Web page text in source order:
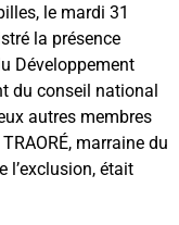
le mardi 31
la présence
Développement
du conseil national
autres membres
marraine du
l’exclusion, était